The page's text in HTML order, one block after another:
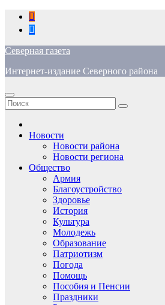
Перейти
содержимому
Северная газета
Интернет-издание Северного района
Новости
Новости района
Новости региона
Общество
Армия
Благоустройство
Здоровье
История
Культура
Молодежь
Образование
Патриотизм
Погода
Помощь
Пособия и Пенсии
Праздники